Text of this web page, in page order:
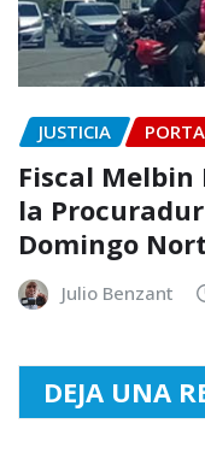
JUSTICIA
Fiscal Melbin
la
Domingo
Julio Benzant
DEJA UNA